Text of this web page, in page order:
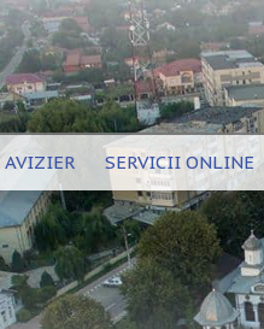
AVIZIER SERVICII ONLINE